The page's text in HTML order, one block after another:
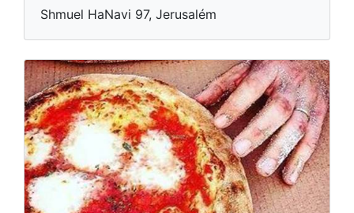
Shmuel HaNavi 97, Jerusalém